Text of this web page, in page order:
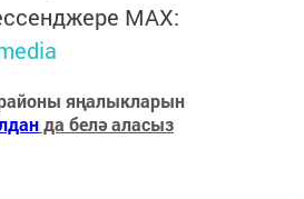
MАХ:
яңалыкларын
да белә аласыз